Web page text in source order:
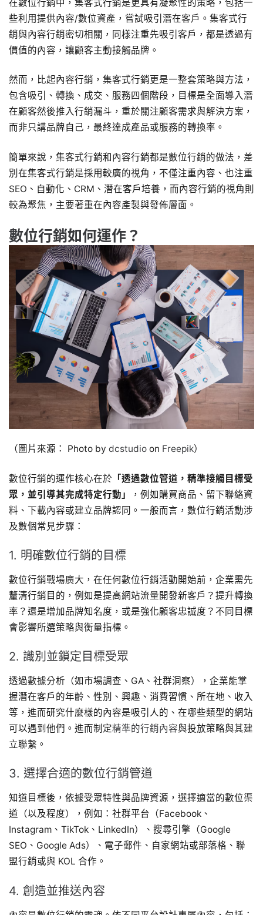
在數位行銷中，集客式行銷是更具有凝聚性的策略，包括一
些利用提供內容/數位資產，嘗試吸引潛在客戶。集客式行
銷與內容行銷密切相關，同樣注重先吸引客戶，都是透過有
價值的內容，讓顧客主動接觸品牌。
然而，比起內容行銷，集客式行銷更是一整套策略與方法，
包含吸引、轉換、成交、服務四個階段，目標是全面導入潛
在顧客然後推入行銷漏斗，重於關注顧客需求與解決方案，
而非只講品牌自己，最終達成產品或服務的轉換率。
簡單來說，集客式行銷和內容行銷都是數位行銷的做法，差
別在集客式行銷是採用較廣的視角，不僅注重內容、也注重
SEO、自動化、CRM、潛在客戶培養，而內容行銷的視角則
較為聚焦，主要著重在內容產製與發佈層面。
數位行銷如何運作？
（圖片來源： Photo by dcstudio on Freepik）
數位行銷的運作核心在於 「透過數位管道，精準接觸目標受
眾，並引導其完成特定行動」
，例如購買商品、留下聯絡資
料、下載內容或建立品牌認同。一般而言，數位行銷活動涉
及數個常見步驟：
1. 明確數位行銷的目標
數位行銷戰場廣大，在任何數位行銷活動開始前，企業需先
釐清行銷目的，例如是提高網站流量開發新客戶？提升轉換
率？還是增加品牌知名度，或是強化顧客忠誠度？不同目標
會影響所選策略與衡量指標。
2. 識別並鎖定目標受眾
透過數據分析（如市場調查、GA、社群洞察），企業能掌
握潛在客戶的年齡、性別、興趣、消費習慣、所在地、收入
等，進而研究什麼樣的內容是吸引人的、在哪些類型的網站
可以遇到他們。進而制定精準的行銷內容與投放策略與其建
立聯繫。
3. 選擇合適的數位行銷管道
知道目標後，依據受眾特性與品牌資源，選擇適當的數位渠
道（以及程度），例如：社群平台（Facebook、
Instagram、TikTok、LinkedIn）、搜尋引擎（Google
SEO、Google Ads）、電子郵件、自家網站或部落格、聯
盟行銷或與 KOL 合作。
4. 創造並推送內容